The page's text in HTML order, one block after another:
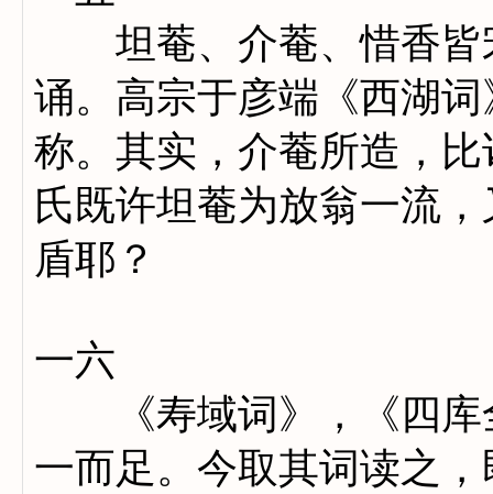
坦菴、介菴、惜香皆
诵。高宗于彦端《西湖
称。其实，介菴所造，
氏既许坦菴为放翁一流
盾耶？
一六
《寿域词》，《四库
一而足。今取其词读之